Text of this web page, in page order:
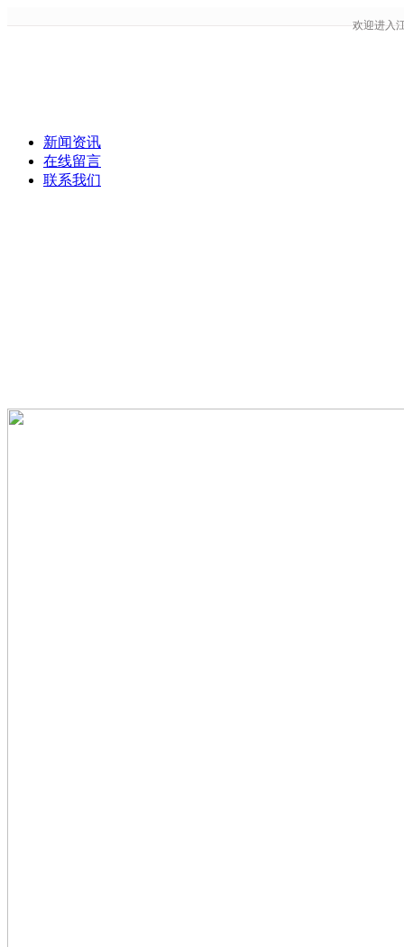
欢迎进入
新闻资讯
在线留言
联系我们